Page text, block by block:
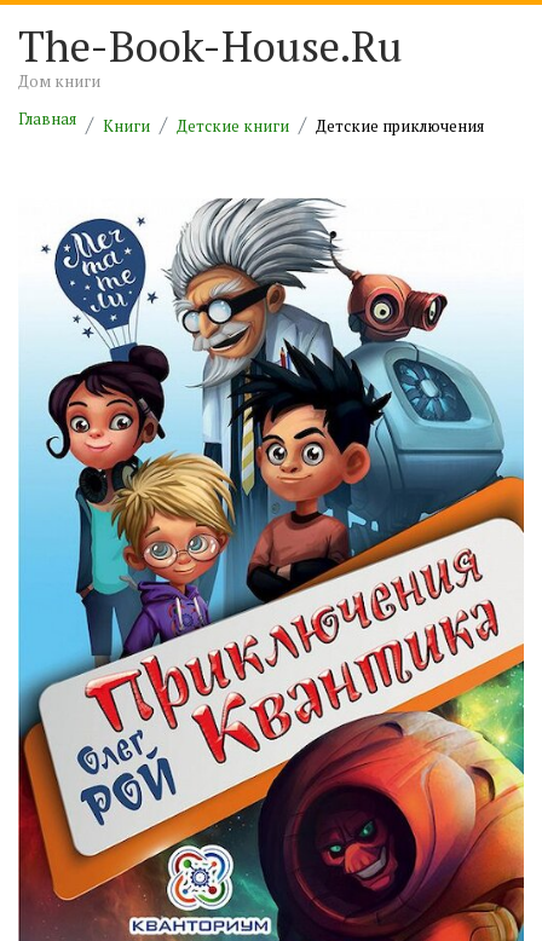
The-Book-House.Ru
Дом книги
Главная
Книги Детские книги Детские приключения